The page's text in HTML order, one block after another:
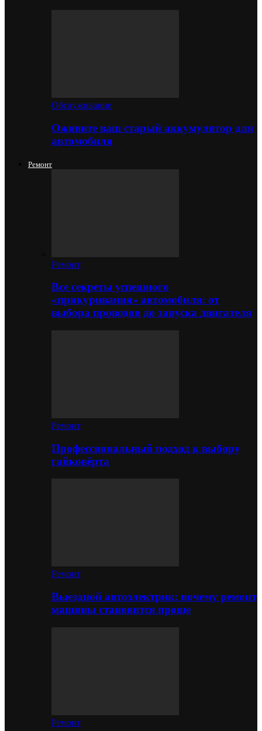
Обслуживание
Оживите ваш старый аккумулятор для
автомобиля
Ремонт
Ремонт
Все секреты успешного
«прикуривания» автомобиля: от
выбора проводов до запуска двигателя
Ремонт
Профессиональный подход к выбору
гайковёрта
Ремонт
Выездной автоэлектрик: почему ремонт
машины становится проще
Ремонт